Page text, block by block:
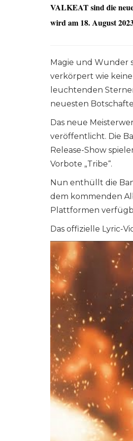
VALKEAT sind die
wird am 18. August
Magie und Wunder
verkörpert wie
leuchtenden
neuesten
Das neue
veröffentlicht. Die
Release-Show
Vorbote „Tribe“.
Nun enthüllt die
dem kommenden
Plattformen
Das offizielle Lyric-